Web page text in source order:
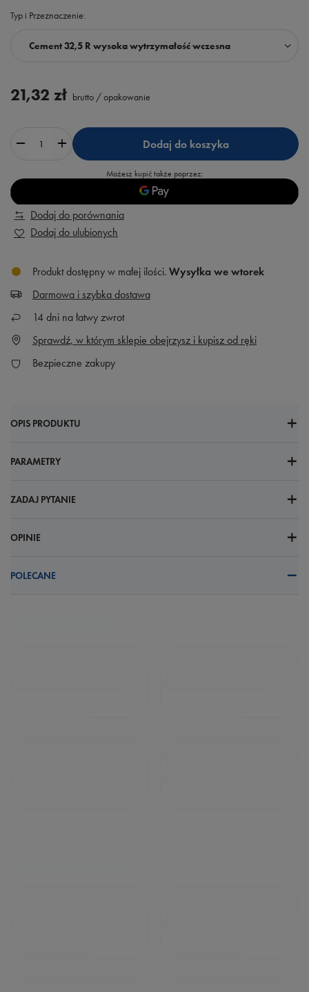
Typ i Przeznaczenie
Cement 32,5 R wysoka wytrzymałość wczesna
21,32 zł brutto /opakowanie
Dodaj do koszyka
Możesz kupić także poprzez:
Dodaj do porównania
Dodaj do ulubionych
Produkt dostępny w małej ilości Wysyłka we wtorek
Darmowa i szybka dostawa
14 dni na łatwy zwrot
Sprawdź, w którym sklepie obejrzysz i kupisz od ręki
Bezpieczne zakupy
OPIS PRODUKTU
PARAMETRY
ZADAJ PYTANIE
OPINIE
POLECANE